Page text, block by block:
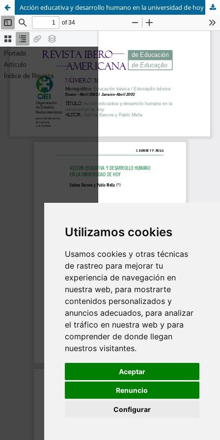
Utilizamos cookies
Usamos cookies y otras técnicas
de rastreo para mejorar tu
experiencia de navegación en
nuestra web, para mostrarte
contenidos personalizados y
anuncios adecuados, para analizar
el tráfico en nuestra web y para
comprender de donde llegan
nuestros visitantes.
Aceptar
Renuncio
Configurar
Acción educativa y desarrollo humano en la universidad de hoy